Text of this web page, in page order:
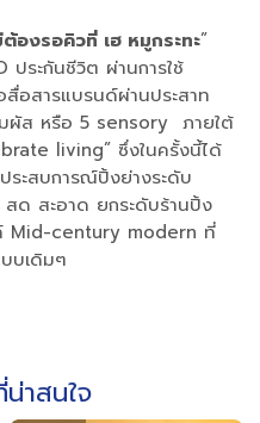
องรอคิวที่ เฮ หมูกระทะ”
ประกันชีวิต ผ่านการใช้
อสารแบรนด์ผ่านประสาท
ผัส หรือ 5 sensory ภายใต้
living” ซึ่งในครั้งนี้ได้
ระสบการณ์ปิ้งย่างระดับ
สะอาด ยกระดับร้านปิ้ง
Mid-century modern ที่
บเดิมๆ
าสนใจ